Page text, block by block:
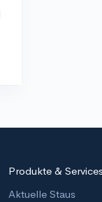
Produkte &
Aktuelle Staus